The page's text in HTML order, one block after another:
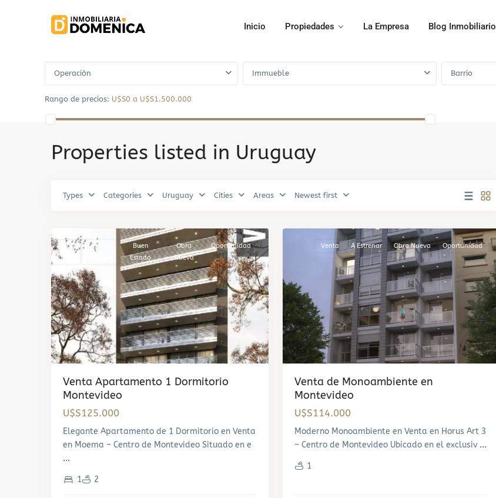
Inicio Propiedades La Empresa Blog Inmobiliario
Operación Immueble Barrio
Rango de precios: U$S0 a U$S1.500.000
Properties listed in Uruguay
Types Categories Uruguay Cities Areas Newest first
Venta
A
Buen
Estado
Obra
Nueva
Oportunidad
Venta Apartamento 1 Dormitorio
Montevideo
U$S125.000
Elegante Apartamento de 1 Dormitorio en Venta
en Moema – Centro de Montevideo Situado en e
...
1 2
Venta A Estrenar Obra Nueva Oportunidad
Venta de Monoambiente en
Montevideo
U$S114.000
Moderno Monoambiente en Venta en Horus Art 3
– Centro de Montevideo Ubicado en el exclusiv ...
1